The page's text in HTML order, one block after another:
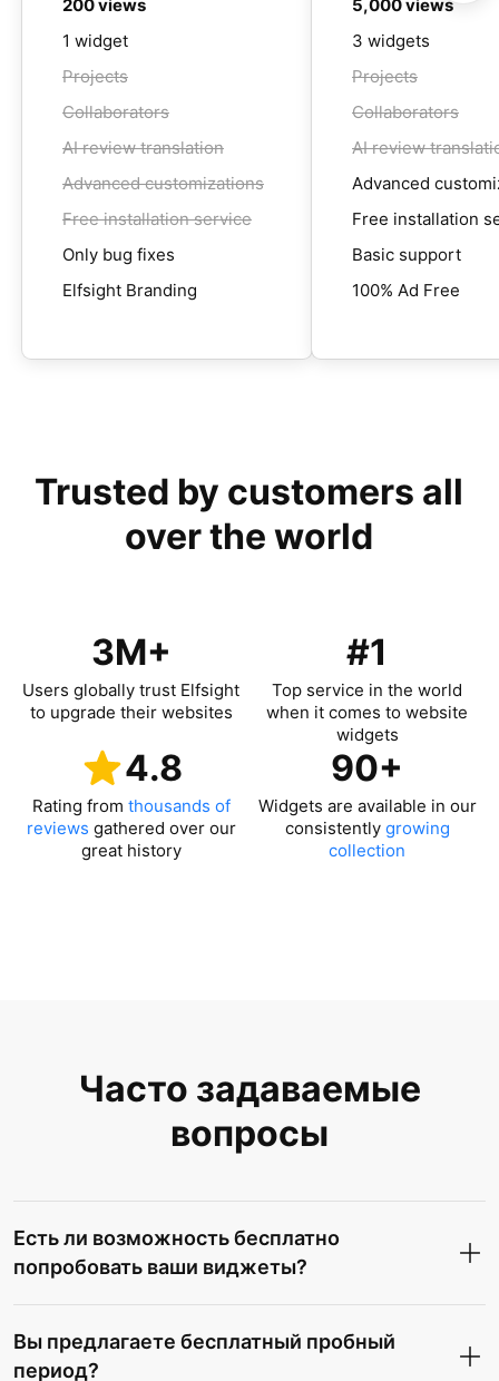
200 views
1 widget
Projects
Collaborators
AI review translation
Advanced customizations
Free installation service
Only bug fixes
Elfsight Branding
5,000 views
3 widgets
Projects
Collaborators
AI review
Advanced
Free installation
Basic support
100% Ad Free
Trusted by customers all
over the world
3M+
Users globally trust Elfsight
to upgrade their websites
#1
Top service in the world
when it comes to website
widgets
4.8
Rating from thousands of
reviews gathered over our
great history
90+
Widgets are available in our
consistently growing
collection
Часто задаваемые
вопросы
Есть ли возможность бесплатно
попробовать ваши виджеты?
Вы предлагаете бесплатный пробный
период?